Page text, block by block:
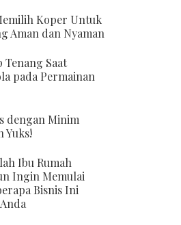
Koper Untuk
Aman dan Nyaman
Tenang Saat
pada Permainan
dengan Minim
Yuks!
Ibu Rumah
Ingin Memulai
Bisnis Ini